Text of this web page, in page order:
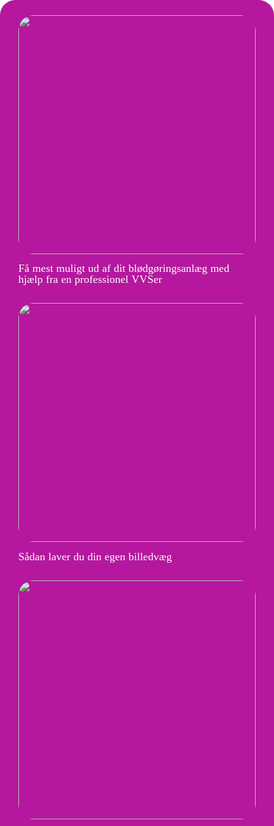
Få mest muligt ud af dit blødgøringsanlæg med
hjælp fra en professionel VVSer
Sådan laver du din egen billedvæg